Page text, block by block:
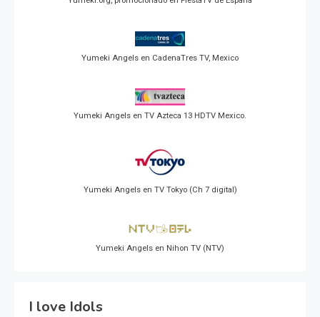
Yumeki Angels en CadenaTres TV, Mexico
Yumeki Angels en TV Azteca 13 HDTV Mexico.
Yumeki Angels en TV Tokyo (Ch 7 digital)
Yumeki Angels en Nihon TV (NTV)
I love Idols